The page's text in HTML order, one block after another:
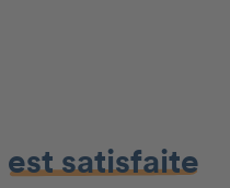
est satisfaite